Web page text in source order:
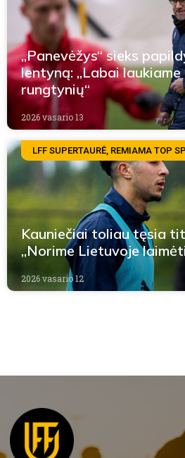
„Panevėžys“ sieks
lentyną: „Labai
rungtynių“
2026 vasario 13
LFF SUPERTAURĖ, REMIAMA TOP
Kauniečiai toliau tęsia
„Norime Lietuvoje
2026 vasario 12